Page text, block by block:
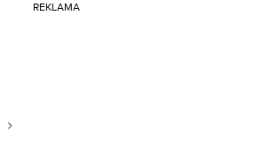
REKLAMA